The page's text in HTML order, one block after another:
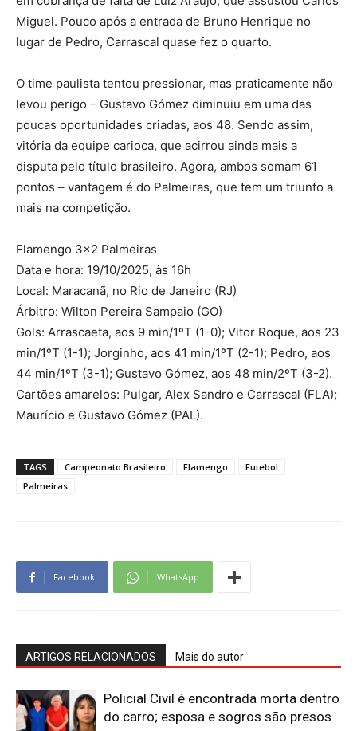
Miguel. Pouco após a entrada de Bruno Henrique no
lugar de Pedro, Carrascal quase fez o quarto.
O time paulista tentou pressionar, mas praticamente não
levou perigo – Gustavo Gómez diminuiu em uma das
poucas oportunidades criadas, aos 48. Sendo assim,
vitória da equipe carioca, que acirrou ainda mais a
disputa pelo título brasileiro. Agora, ambos somam 61
pontos – vantagem é do Palmeiras, que tem um triunfo a
mais na competição.
Flamengo 3×2 Palmeiras
Data e hora: 19/10/2025, às 16h
Local: Maracanã, no Rio de Janeiro (RJ)
Árbitro: Wilton Pereira Sampaio (GO)
Gols: Arrascaeta, aos 9 min/1ºT (1-0); Vitor Roque, aos 23
min/1ºT (1-1); Jorginho, aos 41 min/1ºT (2-1); Pedro, aos
44 min/1ºT (3-1); Gustavo Gómez, aos 48 min/2ºT (3-2).
Cartões amarelos: Pulgar, Alex Sandro e Carrascal (FLA);
Maurício e Gustavo Gómez (PAL).
TAGS Campeonato Brasileiro Flamengo
Futebol
Palmeiras
Facebook WhatsApp
ARTIGOS RELACIONADOS Mais do autor
Policial Civil é encontrada morta dentro
do carro; esposa e sogros são presos